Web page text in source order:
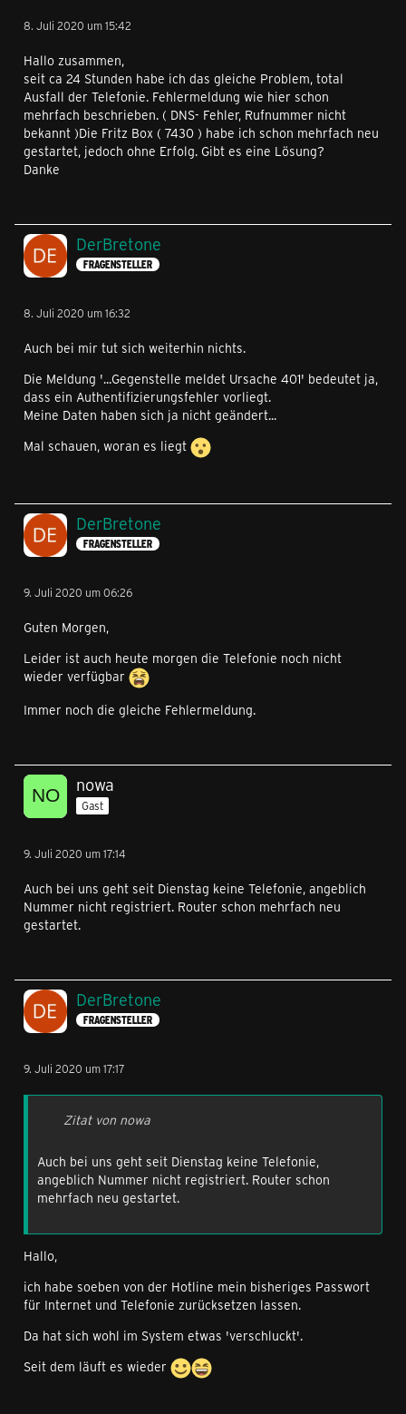
8. Juli 2020 um 15:42
Hallo zusammen,
seit ca 24 Stunden habe ich das gleiche Problem, total
Ausfall der Telefonie. Fehlermeldung wie hier schon
mehrfach beschrieben. ( DNS- Fehler, Rufnummer nicht
bekannt )Die Fritz Box ( 7430 ) habe ich schon mehrfach neu
gestartet, jedoch ohne Erfolg. Gibt es eine Lösung?
Danke
DerBretone
FRAGENSTELLER
8. Juli 2020 um 16:32
Auch bei mir tut sich weiterhin nichts.
Die Meldung '...Gegenstelle meldet Ursache 401' bedeutet ja,
dass ein Authentifizierungsfehler vorliegt.
Meine Daten haben sich ja nicht geändert...
Mal schauen, woran es liegt
DerBretone
FRAGENSTELLER
9. Juli 2020 um 06:26
Guten Morgen,
Leider ist auch heute morgen die Telefonie noch nicht
wieder verfügbar
Immer noch die gleiche Fehlermeldung.
nowa
Gast
9. Juli 2020 um 17:14
Auch bei uns geht seit Dienstag keine Telefonie, angeblich
Nummer nicht registriert. Router schon mehrfach neu
gestartet.
DerBretone
FRAGENSTELLER
9. Juli 2020 um 17:17
Zitat von nowa
Auch bei uns geht seit Dienstag keine Telefonie,
angeblich Nummer nicht registriert. Router schon
mehrfach neu gestartet.
Hallo,
ich habe soeben von der Hotline mein bisheriges Passwort
für Internet und Telefonie zurücksetzen lassen.
Da hat sich wohl im System etwas 'verschluckt'.
Seit dem läuft es wieder